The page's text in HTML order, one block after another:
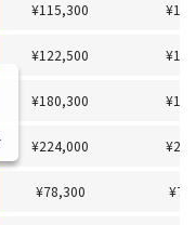
¥115,300
¥122,500
¥180,300
¥224,000
¥78,300